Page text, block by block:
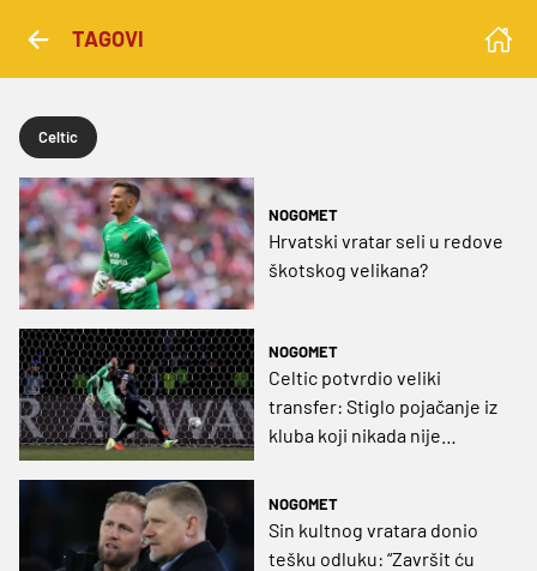
TAGOVI
Celtic
NOGOMET
Hrvatski vratar seli u redove
škotskog velikana?
NOGOMET
Celtic potvrdio veliki
transfer: Stiglo pojačanje iz
kluba koji nikada nije
NOGOMET
Sin kultnog vratara donio
tešku odluku: “Završit ću